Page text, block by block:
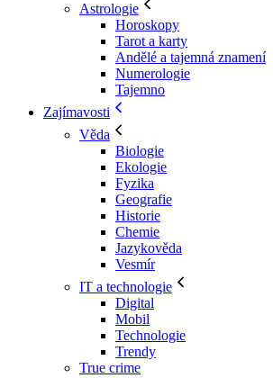
Astrologie
Horoskopy
Tarot a karty
Andělé a tajemná znamení
Numerologie
Tajemno
Zajímavosti
Věda
Biologie
Ekologie
Fyzika
Geografie
Historie
Chemie
Jazykověda
Vesmír
IT a technologie
Digital
Mobil
Technologie
Trendy
True crime